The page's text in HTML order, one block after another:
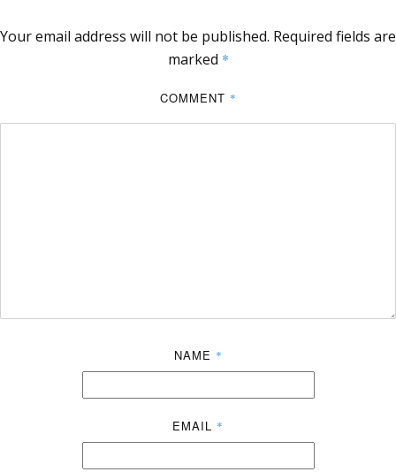
Your email address will not be published. Required fields are
marked *
COMMENT *
NAME *
EMAIL *